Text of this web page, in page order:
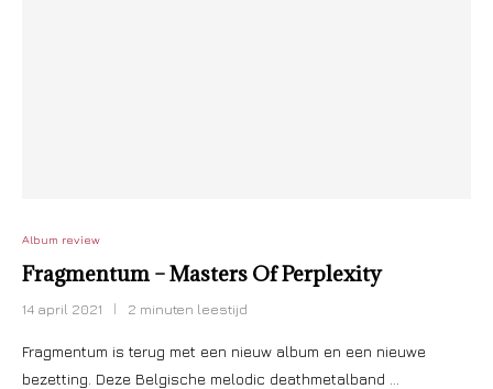
Album review
Fragmentum – Masters Of Perplexity
14 april 2021 2 minuten leestijd
Fragmentum is terug met een nieuw album en een nieuwe
bezetting. Deze Belgische melodic deathmetalband …